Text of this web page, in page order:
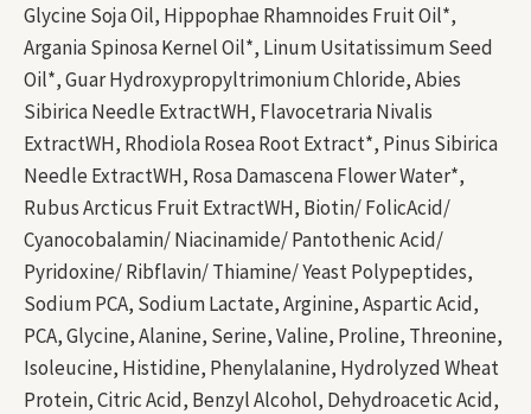
Glycine Soja Oil, Hippophae Rhamnoides Fruit Oil*,
Argania Spinosa Kernel Oil*, Linum Usitatissimum Seed
Oil*, Guar Hydroxypropyltrimonium Chloride, Abies
Sibirica Needle ExtractWH, Flavocetraria Nivalis
ExtractWH, Rhodiola Rosea Root Extract*, Pinus Sibirica
Needle ExtractWH, Rosa Damascena Flower Water*,
Rubus Arcticus Fruit ExtractWH, Biotin/ FolicAcid/
Cyanocobalamin/ Niacinamide/ Pantothenic Acid/
Pyridoxine/ Ribflavin/ Thiamine/ Yeast Polypeptides,
Sodium PCA, Sodium Lactate, Arginine, Aspartic Acid,
PCA, Glycine, Alanine, Serine, Valine, Proline, Threonine,
Isoleucine, Histidine, Phenylalanine, Hydrolyzed Wheat
Protein, Citric Acid, Benzyl Alcohol, Dehydroacetic Acid,